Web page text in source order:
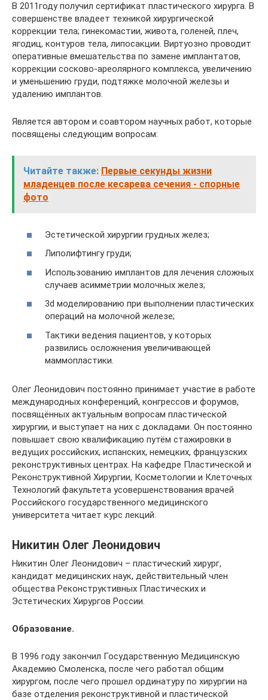
В 2011году получил сертификат пластического хирурга. В
совершенстве владеет техникой хирургической
коррекции тела; гинекомастии, живота, голеней, плеч,
ягодиц, контуров тела, липосакции. Виртуозно проводит
оперативные вмешательства по замене имплантатов,
коррекции сосково-ареолярного комплекса, увеличению
и уменьшению груди, подтяжке молочной железы и
удалению имплантов.
Является автором и соавтором научных работ, которые
посвящены следующим вопросам:
Читайте также: Первые секунды жизни
младенцев после кесарева сечения - спорные
фото
Эстетической хирургии грудных желез;
Липолифтингу груди;
Использованию имплантов для лечения сложных
случаев асимметрии молочных желез;
3d моделированию при выполнении пластических
операций на молочной железе;
Тактики ведения пациентов, у которых
развились осложнения увеличивающей
маммопластики.
Олег Леонидович постоянно принимает участие в работе
международных конференций, конгрессов и форумов,
посвящённых актуальным вопросам пластической
хирургии, и выступает на них с докладами. Он постоянно
повышает свою квалификацию путём стажировки в
ведущих российских, испанских, немецких, французских
реконструктивных центрах. На кафедре Пластической и
Реконструктивной Хирургии, Косметологии и Клеточных
Технологий факультета усовершенствования врачей
Российского государственного медицинского
университета читает курс лекций.
Никитин Олег Леонидович
Никитин Олег Леонидович – пластический хирург,
кандидат медицинских наук, действительный член
общества Реконструктивных Пластических и
Эстетических Хирургов России.
Образование.
В 1996 году закончил Государственную Медицинскую
Академию Смоленска, после чего работал общим
хирургом, после чего прошел ординатуру по хирургии на
базе отделения реконструктивной и пластической